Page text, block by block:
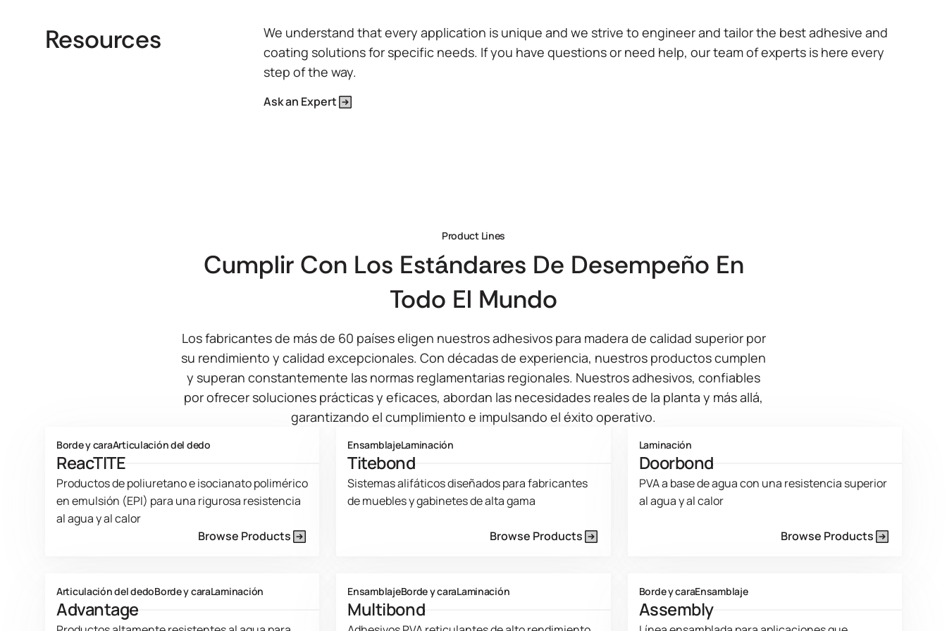
Resources
We understand that every application is unique and we strive to engineer and tailor the best adhesive and
coating solutions for specific needs. If you have questions or need help, our team of experts is here every
step of the way.
Ask an Expert
Product Lines
Cumplir Con Los Estándares De Desempeño En
Todo El Mundo
Los fabricantes de más de 60 países eligen nuestros adhesivos para madera de calidad superior por
su rendimiento y calidad excepcionales. Con décadas de experiencia, nuestros productos cumplen
y superan constantemente las normas reglamentarias regionales. Nuestros adhesivos, confiables
por ofrecer soluciones prácticas y eficaces, abordan las necesidades reales de la planta y más allá,
garantizando el cumplimiento e impulsando el éxito operativo.
Borde y caraArticulación del dedo
ReacTITE
Productos de poliuretano e isocianato polimérico
en emulsión (EPI) para una rigurosa resistencia
al agua y al calor
Browse Products
EnsamblajeLaminación
Titebond
Sistemas alifáticos diseñados para fabricantes
de muebles y gabinetes de alta gama
Browse Products
Laminación
Doorbond
PVA a base de agua con una resistencia superior
al agua y al calor
Browse Products
Articulación del dedoBorde y caraLaminación
Advantage
EnsamblajeBorde y caraLaminación
Multibond
Borde y caraEnsamblaje
Assembly